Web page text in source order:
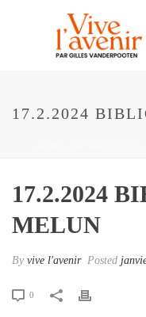
17.2.2024
17.2.2024
MELUN
By vive l'avenir Posted
0